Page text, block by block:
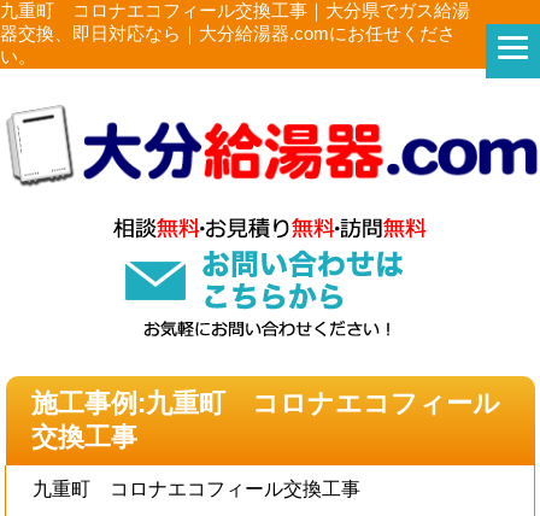
九重町 コロナエコフィール交換工事｜大分県でガス給湯
器交換、即日対応なら｜大分給湯器.comにお任せくださ
い。
施工事例:九重町 コロナエコフィール
交換工事
九重町 コロナエコフィール交換工事